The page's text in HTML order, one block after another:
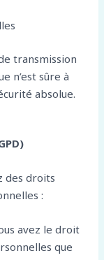
transmission
n’est sûre à
absolue.
des droits
:
avez le droit
que